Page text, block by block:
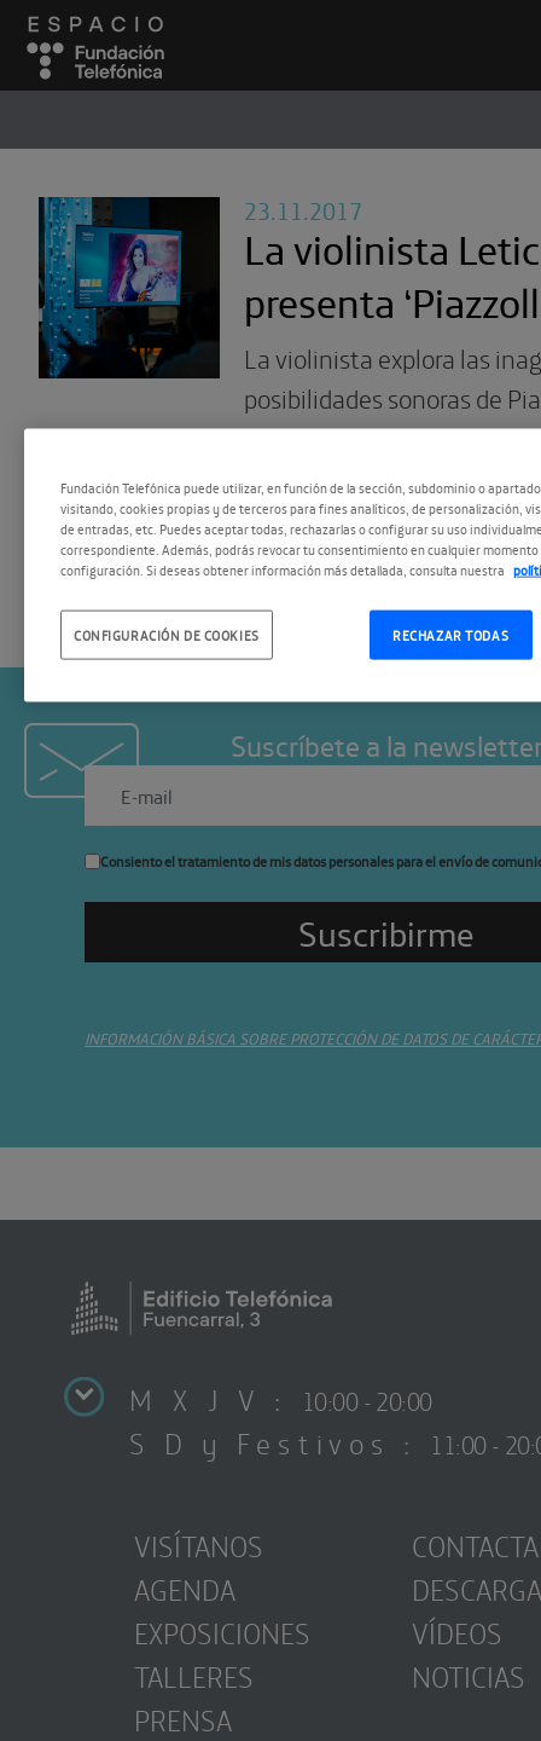
23.11.2017
La violinista
presenta
La violinista explora las
posibilidades sonoras de
ofrece una vital y
más emblemáticas del
argentino.
Suscríbete a la
Consiento el tratamiento de mis datos personales para el envío de
INFORMACIÓN BÁSICA SOBRE PROTECCIÓN DE DATOS DE
M X J V : 10:00 - 20:00
S D y Festivos : 11:00 -
VISÍTANOS
AGENDA
EXPOSICIONES
TALLERES
PRENSA
CONTACTA
VÍDEOS
NOTICIAS
Fundación Telefónica puede utilizar, en función de la sección, subdominio o
visitando, cookies propias y de terceros para fines analíticos, de personalización,
de entradas, etc. Puedes aceptar todas, rechazarlas o configurar su uso
correspondiente. Además, podrás revocar tu consentimiento en cualquier momento
configuración. Si deseas obtener información más detallada, consulta nuestra
RECHAZAR TODAS
CONFIGURACIÓN DE COOKIES